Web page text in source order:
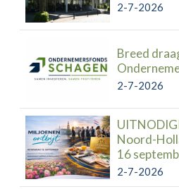
2-7-2026
Breed
2-7-2026
Noord-
16
2-7-2026